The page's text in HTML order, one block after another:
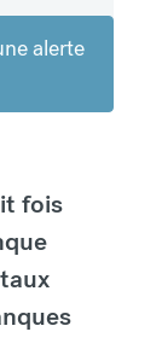
alerte
fois